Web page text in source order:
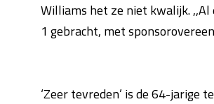
Williams het ze niet kwalijk.
1 gebracht, met
‘Zeer tevreden’ is de 64-jarige